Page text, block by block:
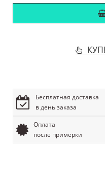
Бесплатная доставка
в день заказа
Оплата
после примерки